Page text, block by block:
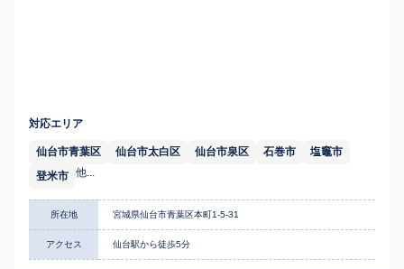
対応エリア
仙台市青葉区 仙台市太白区 仙台市泉区 石巻市
塩竈市
登米市 他...
所在地 宮城県仙台市青葉区本町1-5-31
アクセス 仙台駅から徒歩5分